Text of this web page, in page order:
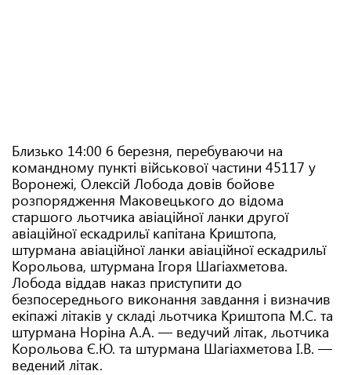
Близько 14:00 6 березня, перебуваючи на
командному пункті військової частини 45117 у
Воронежі, Олексій Лобода довів бойове
розпорядження Маковецького до відома
старшого льотчика авіаційної ланки другої
авіаційної ескадрильї капітана Криштопа,
штурмана авіаційної ланки авіаційної ескадрильї
Корольова, штурмана Ігоря Шагіахметова.
Лобода віддав наказ приступити до
безпосереднього виконання завдання і визначив
екіпажі літаків у складі льотчика Криштопа М.С. та
штурмана Норіна А.А. — ведучий літак, льотчика
Корольова Є.Ю. та штурмана Шагіахметова І.В. —
ведений літак.